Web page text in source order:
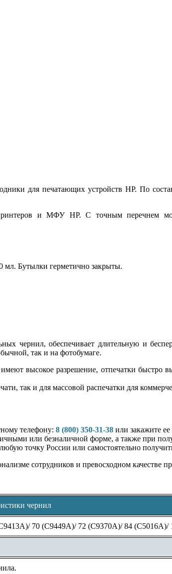
для печатающих устройств HP. По
и МФУ HP. С точным перечнем
мл. Бутылки герметично закрыты.
чернил, обеспечивает длительную и
так и на фотобумаге.
высокое разрешение, отпечатки быстро
так и для массовой распечатки для
телефону: 8 (800) 350-31-38 или закажите
или безналичной форме, а также при
точку России или самостоятельно
сотрудников и превосходном качестве
чернил
70 (C9449A)/ 72 (C9370A)/ 84 (C5016A)/